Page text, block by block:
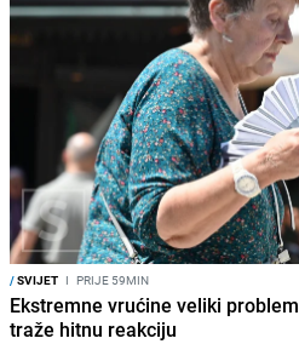
/SVIJET I PRIJE 59MIN
Ekstremne vrućine veliki
traže hitnu reakciju